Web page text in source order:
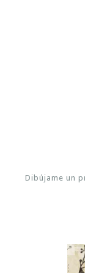
Dibújame un